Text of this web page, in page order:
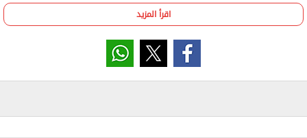
وقدمت الفرقة، بقيادة الفنان علاء عبد الرازق، باقة من
العروض الفنية التي عكست تنوع وغنى الفلكلور المصري،
وسط أجواء احتفالية حظيت بإعجاب الحضور، منها "رقصة
العصايا، والفلاحي، والنوبي، والرفيحي، والتنورة، التي
اقرأ المزيد